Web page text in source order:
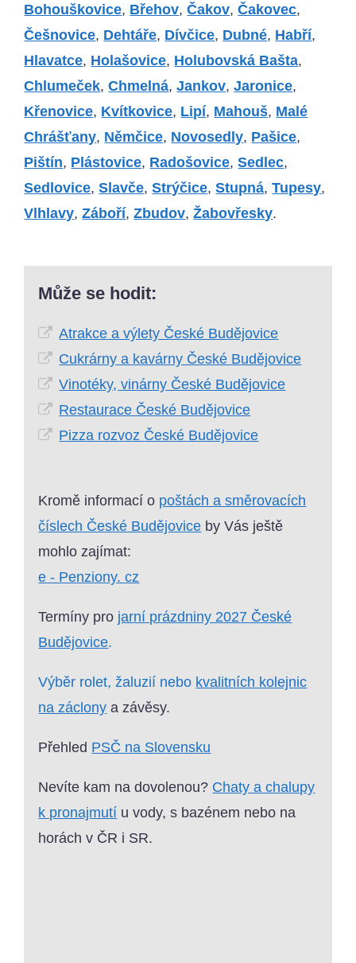
Bohouškovice, Břehov,Čakov,Čakovec,
Češnovice, Dehtáře, Dívčice, Dubné, Habří,
Hlavatce, Holašovice, Holubovská Bašta,
Chlumeček,Chmelná,Jankov,Jaronice,
Křenovice, Kvítkovice, Lipí, Mahouš, Malé
Chrášťany, Němčice, Novosedly, Pašice,
Pištín, Plástovice, Radošovice,Sedlec,
Sedlovice,Slavče,Strýčice,Stupná,Tupesy,
Vlhlavy,Záboří,Zbudov,Žabovřesky.
Může se hodit:
Atrakce a výlety České Budějovice
Cukrárny a kavárny České Budějovice
Vinotéky, vinárny České Budějovice
Restaurace České Budějovice
Pizza rozvoz České Budějovice
Kromě informací o poštách a směrovacích
číslech České Budějovice by Vás ještě
mohlo zajímat:
e - Penziony. cz
Termíny pro jarní prázdniny 2027 České
Budějovice.
Výběr rolet, žaluzií nebo kvalitních kolejnic
na záclony a závěsy.
Přehled PSČ na Slovensku
Nevíte kam na dovolenou? Chaty a chalupy
k pronajmutí u vody, s bazénem nebo na
horách v ČR i SR.